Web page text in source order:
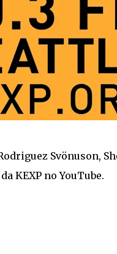
Svönuson,
KEXP no YouTube.